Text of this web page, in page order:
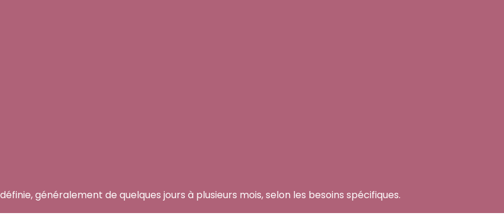
généralement de quelques jours à plusieurs mois, selon les besoins spécifiques.